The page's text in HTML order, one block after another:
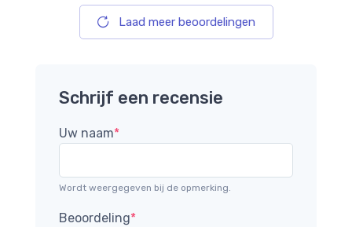
Laad meer beoordelingen
Schrijf een recensie
Uw naam*
Wordt weergegeven bij de opmerking.
Beoordeling*